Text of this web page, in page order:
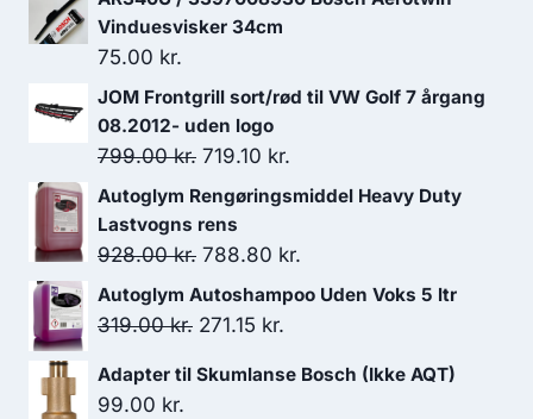
Vinduesvisker 34cm
75.00 kr.
JOM Frontgrill sort/rød til VW Golf 7 årgang
08.2012- uden logo
799.00kr. Den
oprindelige
pris
var:
799.00 kr..
719.10 kr.
aktuelle
er:
719.10 kr..
Autoglym Rengøringsmiddel Heavy Duty
Lastvogns rens
928.00kr. Den
oprindelige
pris
928.00 kr..
788.80 kr.
aktuelle
788.80 kr..
Autoglym Autoshampoo Uden Voks 5 ltr
319.00kr. Den
pris
271.15 kr.
pris
Adapter til Skumlanse Bosch (Ikke AQT)
99.00 kr.